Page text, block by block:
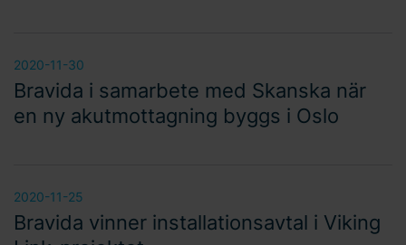
2020-11-30
Bravida i samarbete med Skanska när
en ny akutmottagning byggs i Oslo
2020-11-25
Bravida vinner installationsavtal i Viking